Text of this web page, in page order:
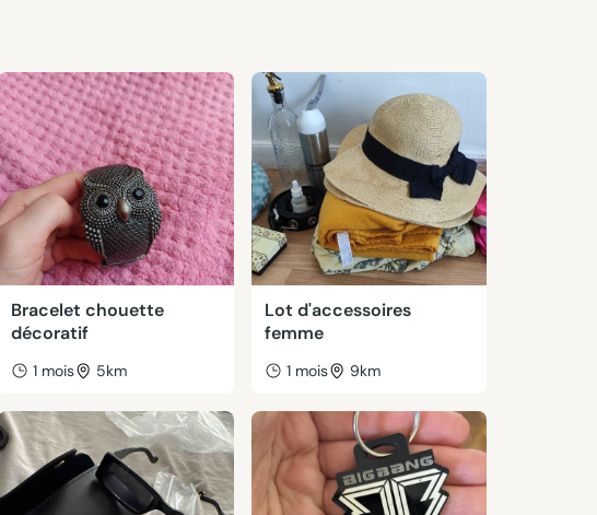
Bracelet chouette
décoratif
1 mois 5km
Lot d'accessoires
femme
1 mois 9km